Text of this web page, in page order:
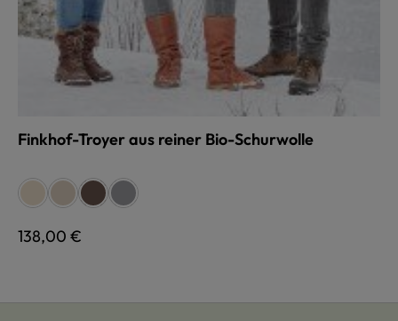
Finkhof-Troyer aus reiner Bio-Schurwolle
Farbe auswählen
naturweiß
beige braun grau
Regulärer Preis:
138,00 €